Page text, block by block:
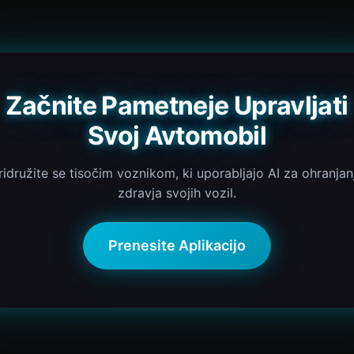
Začnite Pametneje Upravljati
Svoj Avtomobil
se tisočim voznikom, ki uporabljajo AI za
zdravja svojih vozil.
Prenesite Aplikacijo